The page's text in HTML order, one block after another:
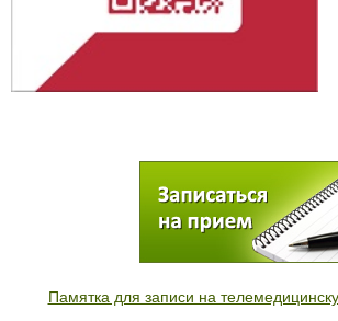
Памятка для записи на